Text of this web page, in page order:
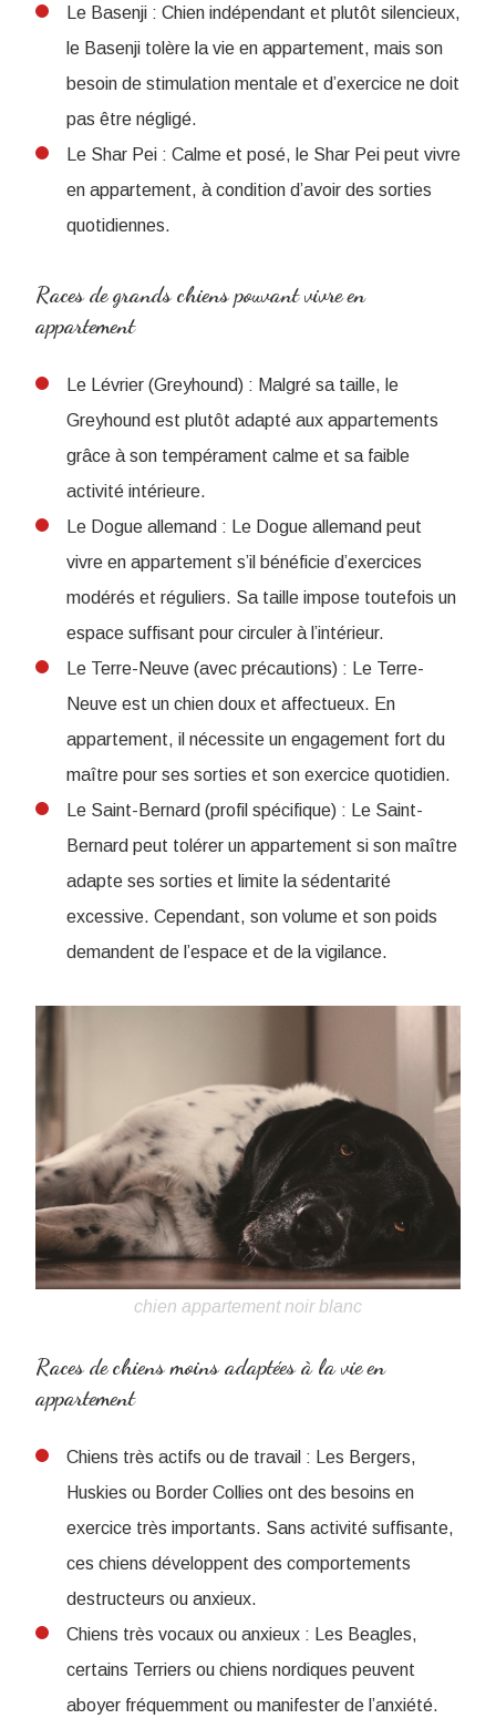
Le Basenji : Chien indépendant et plutôt silencieux,
le Basenji tolère la vie en appartement, mais son
besoin de stimulation mentale et d’exercice ne doit
pas être négligé.
Le Shar Pei : Calme et posé, le Shar Pei peut vivre
en appartement, à condition d’avoir des sorties
quotidiennes.
Races de grands chiens pouvant vivre en
appartement
Le Lévrier (Greyhound) : Malgré sa taille, le
Greyhound est plutôt adapté aux appartements
grâce à son tempérament calme et sa faible
activité intérieure.
Le Dogue allemand : Le Dogue allemand peut
vivre en appartement s’il bénéficie d’exercices
modérés et réguliers. Sa taille impose toutefois un
espace suffisant pour circuler à l’intérieur.
Le Terre-Neuve (avec précautions) : Le Terre-
Neuve est un chien doux et affectueux. En
appartement, il nécessite un engagement fort du
maître pour ses sorties et son exercice quotidien.
Le Saint-Bernard (profil spécifique) : Le Saint-
Bernard peut tolérer un appartement si son maître
adapte ses sorties et limite la sédentarité
excessive. Cependant, son volume et son poids
demandent de l’espace et de la vigilance.
chien appartement noir blanc
Races de chiens moins adaptées à la vie en
appartement
Chiens très actifs ou de travail : Les Bergers,
Huskies ou Border Collies ont des besoins en
exercice très importants. Sans activité suffisante,
ces chiens développent des comportements
destructeurs ou anxieux.
Chiens très vocaux ou anxieux : Les Beagles,
certains Terriers ou chiens nordiques peuvent
aboyer fréquemment ou manifester de l’anxiété.